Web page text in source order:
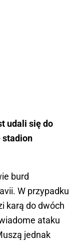
udali się do
stadion
burd
W przypadku
karą do dwóch
ataku
jednak